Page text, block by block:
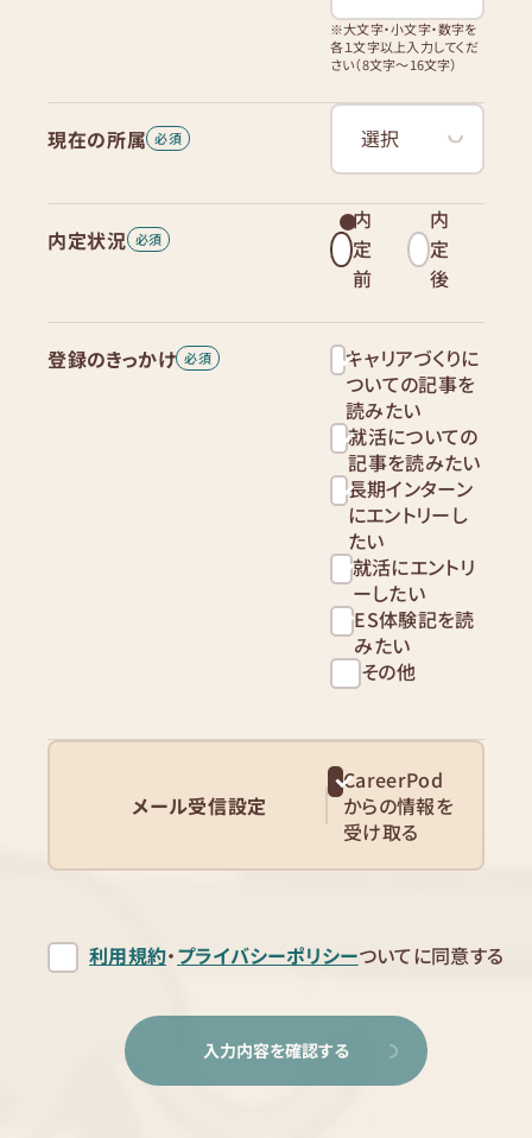
※大文字・小文字・数字を
各１文字以上入力してくだ
さい（8文字〜16文字）
現在の所属
内定状況
内
定
前
内
定
後
登録のきっかけ
キャリアづくりに
ついての記事を
読みたい
就活についての
記事を読みたい
長期インターン
にエントリーし
たい
就活にエントリ
ーしたい
ES体験記を読
みたい
その他
メール受信設定
CareerPod
からの情報を
受け取る
利用規約・プライバシーポリシーついてに同意する
入力内容を確認する